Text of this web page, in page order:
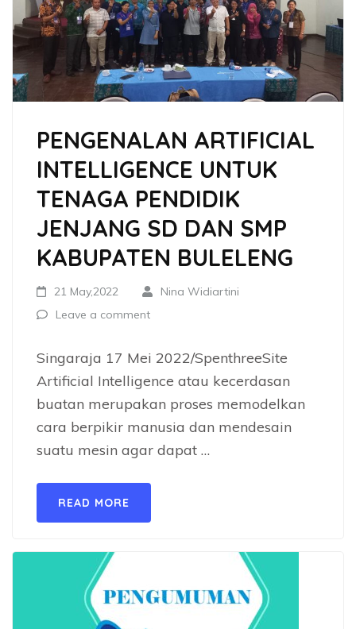
PENGENALAN ARTIFICIAL
INTELLIGENCE UNTUK
TENAGA PENDIDIK
JENJANG SD DAN SMP
KABUPATEN BULELENG
21 May,2022
Nina Widiartini
Leave a comment
Singaraja 17 Mei 2022/SpenthreeSite
Artificial Intelligence atau kecerdasan
buatan merupakan proses memodelkan
cara berpikir manusia dan mendesain
suatu mesin agar dapat …
READ MORE